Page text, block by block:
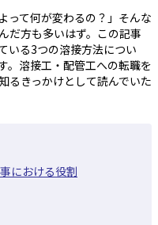
って何が変わるの？」そんな
だ方も多いはず。この記事
いる3つの溶接方法につい
。溶接工・配管工への転職を
るきっかけとして読んでいた
における役割